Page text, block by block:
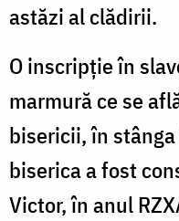
astăzi al clădirii.
O inscripție în
marmură ce se
bisericii, în
biserica a fost
Victor, în anul